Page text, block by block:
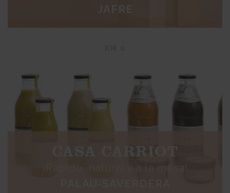
JAFRE
CASA CARRIOT
¡Rápido, natural y a la mesa!
PALAU-SAVERDERA